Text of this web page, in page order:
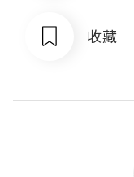
收藏